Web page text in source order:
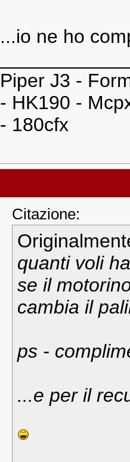
...io ne ho
Piper J3 -
- HK190 -
- 180cfx
Citazione:
quanti voli
se il
cambia il
ps -
...e per il